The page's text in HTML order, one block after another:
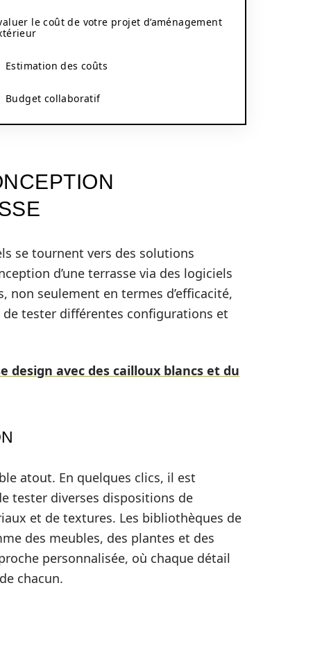
le coût de votre projet d’aménagement
Estimation des coûts
Budget collaboratif
se tournent vers des solutions
d’une terrasse via des logiciels
seulement en termes d’efficacité,
tester différentes configurations et
avec des cailloux blancs et du
atout. En quelques clics, il est
tester diverses dispositions de
et de textures. Les bibliothèques de
des meubles, des plantes et des
personnalisée, où chaque détail
chacun.